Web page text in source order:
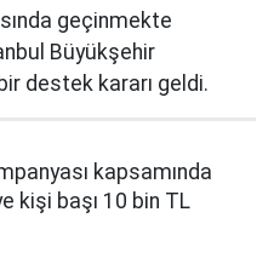
geçinmekte
Büyükşehir
destek kararı geldi.
kapsamında
kişi başı 10 bin TL